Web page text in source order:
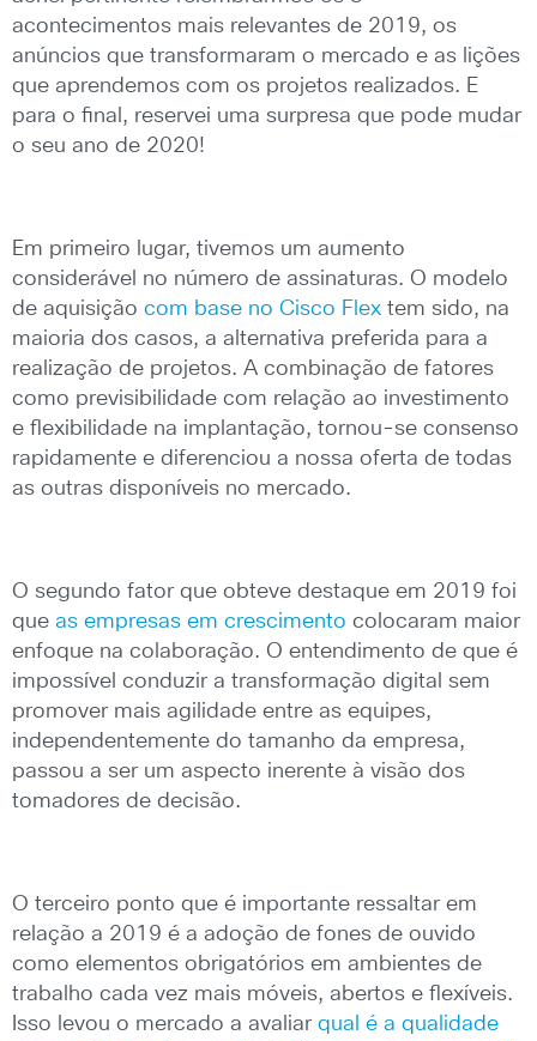
acontecimentos mais relevantes de 2019, os
anúncios que transformaram o mercado e as lições
que aprendemos com os projetos realizados. E
para o final, reservei uma surpresa que pode mudar
o seu ano de 2020!
Em primeiro lugar, tivemos um aumento
considerável no número de assinaturas. O modelo
de aquisição com base no Cisco Flex tem sido, na
maioria dos casos, a alternativa preferida para a
realização de projetos. A combinação de fatores
como previsibilidade com relação ao investimento
e flexibilidade na implantação, tornou-se consenso
rapidamente e diferenciou a nossa oferta de todas
as outras disponíveis no mercado.
O segundo fator que obteve destaque em 2019 foi
que as empresas em crescimento colocaram maior
enfoque na colaboração. O entendimento de que é
impossível conduzir a transformação digital sem
promover mais agilidade entre as equipes,
independentemente do tamanho da empresa,
passou a ser um aspecto inerente à visão dos
tomadores de decisão.
O terceiro ponto que é importante ressaltar em
relação a 2019 é a adoção de fones de ouvido
como elementos obrigatórios em ambientes de
trabalho cada vez mais móveis, abertos e flexíveis.
Isso levou o mercado a avaliar qual é a qualidade